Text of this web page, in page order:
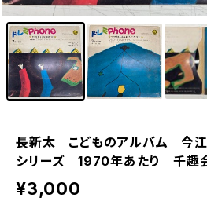
長新太 こどものアルバム 今
シリーズ 1970年あたり 千趣
¥3,000